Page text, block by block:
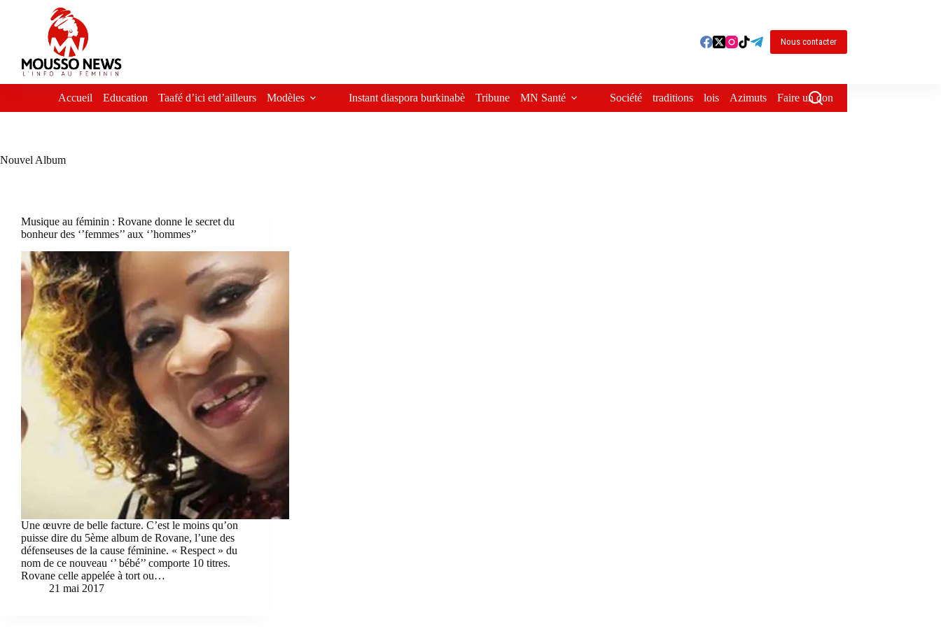
Nous contacter
Accueil Education Taafé d’ici etd’ailleurs Modèles Instant diaspora burkinabè Tribune MN Santé Société traditions lois Azimuts Faire un don
Nouvel Album
Musique au féminin : Rovane donne le secret du
bonheur des ‘’femmes’’ aux ‘’hommes’’
Une œuvre de belle facture. C’est le moins qu’on
puisse dire du 5ème album de Rovane, l’une des
défenseuses de la cause féminine. « Respect » du
nom de ce nouveau ‘’ bébé’’ comporte 10 titres.
Rovane celle appelée à tort ou…
21 mai 2017